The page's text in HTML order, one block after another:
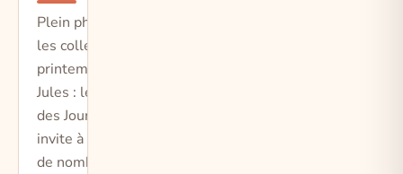
Plein phare sur
les collections
printemps, avec
Jules : le retour
des Jours J vous
invite à profiter
de nombreuses